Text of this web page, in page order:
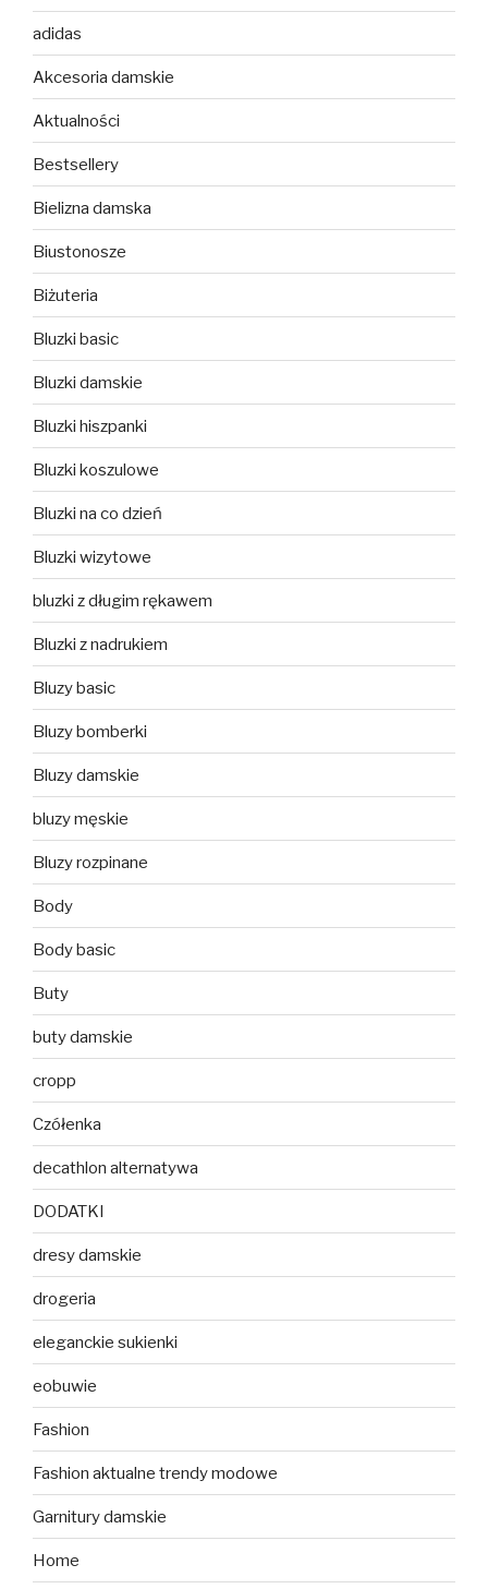
adidas
Akcesoria damskie
Aktualności
Bestsellery
Bielizna damska
Biustonosze
Biżuteria
Bluzki basic
Bluzki damskie
Bluzki hiszpanki
Bluzki koszulowe
Bluzki na co dzień
Bluzki wizytowe
bluzki z długim rękawem
Bluzki z nadrukiem
Bluzy basic
Bluzy bomberki
Bluzy damskie
bluzy męskie
Bluzy rozpinane
Body
Body basic
Buty
buty damskie
cropp
Czółenka
decathlon alternatywa
DODATKI
dresy damskie
drogeria
eleganckie sukienki
eobuwie
Fashion
Fashion aktualne trendy modowe
Garnitury damskie
Home